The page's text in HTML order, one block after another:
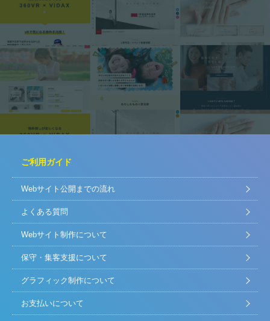
ご利用ガイド
Webサイト公開までの流れ
よくある質問
Webサイト制作について
保守・集客支援について
グラフィック制作について
お支払いについて